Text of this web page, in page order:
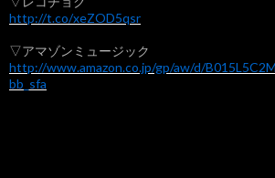
http://t.co/xeZOD5qsr
▽アマゾンミュージック
http://www.amazon.co.jp/gp/aw/d/
bb_sfa